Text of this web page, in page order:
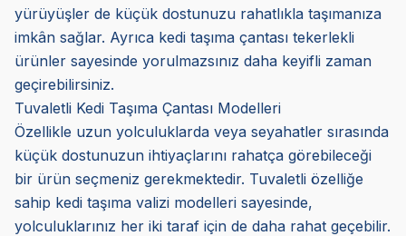
yürüyüşler de küçük dostunuzu rahatlıkla taşımanıza
imkân sağlar. Ayrıca kedi taşıma çantası tekerlekli
ürünler sayesinde yorulmazsınız daha keyifli zaman
geçirebilirsiniz.
Tuvaletli Kedi Taşıma Çantası Modelleri
Özellikle uzun yolculuklarda veya seyahatler sırasında
küçük dostunuzun ihtiyaçlarını rahatça görebileceği
bir ürün seçmeniz gerekmektedir. Tuvaletli özelliğe
sahip kedi taşıma valizi modelleri sayesinde,
yolculuklarınız her iki taraf için de daha rahat geçebilir.